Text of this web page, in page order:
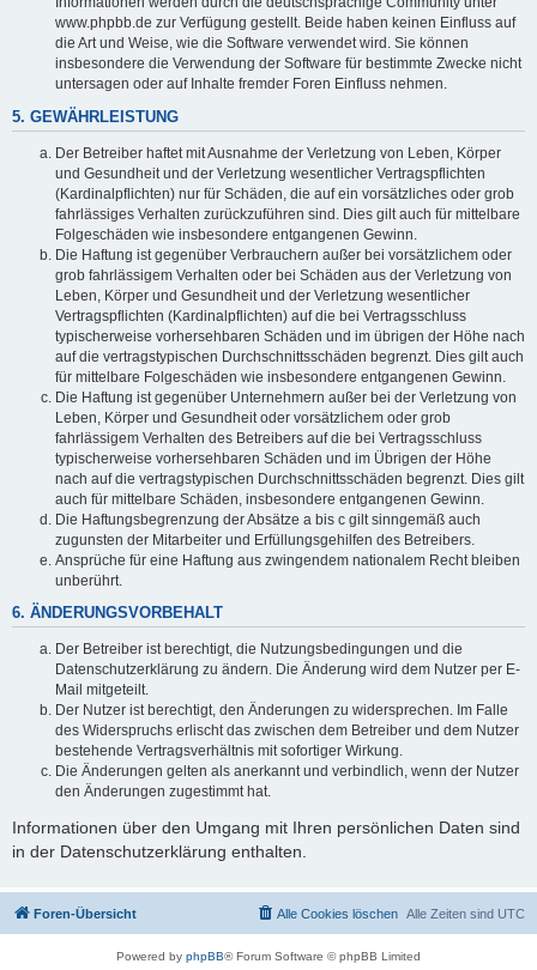
www.phpbb.de zur Verfügung gestellt. Beide haben keinen Einfluss auf
die Art und Weise, wie die Software verwendet wird. Sie können
insbesondere die Verwendung der Software für bestimmte Zwecke nicht
untersagen oder auf Inhalte fremder Foren Einfluss nehmen.
5. GEWÄHRLEISTUNG
Der Betreiber haftet mit Ausnahme der Verletzung von Leben, Körper
und Gesundheit und der Verletzung wesentlicher Vertragspflichten
(Kardinalpflichten) nur für Schäden, die auf ein vorsätzliches oder grob
fahrlässiges Verhalten zurückzuführen sind. Dies gilt auch für mittelbare
Folgeschäden wie insbesondere entgangenen Gewinn.
Die Haftung ist gegenüber Verbrauchern außer bei vorsätzlichem oder
grob fahrlässigem Verhalten oder bei Schäden aus der Verletzung von
Leben, Körper und Gesundheit und der Verletzung wesentlicher
Vertragspflichten (Kardinalpflichten) auf die bei Vertragsschluss
typischerweise vorhersehbaren Schäden und im übrigen der Höhe nach
auf die vertragstypischen Durchschnittsschäden begrenzt. Dies gilt auch
für mittelbare Folgeschäden wie insbesondere entgangenen Gewinn.
Die Haftung ist gegenüber Unternehmern außer bei der Verletzung von
Leben, Körper und Gesundheit oder vorsätzlichem oder grob
fahrlässigem Verhalten des Betreibers auf die bei Vertragsschluss
typischerweise vorhersehbaren Schäden und im Übrigen der Höhe
nach auf die vertragstypischen Durchschnittsschäden begrenzt. Dies gilt
auch für mittelbare Schäden, insbesondere entgangenen Gewinn.
Die Haftungsbegrenzung der Absätze a bis c gilt sinngemäß auch
zugunsten der Mitarbeiter und Erfüllungsgehilfen des Betreibers.
Ansprüche für eine Haftung aus zwingendem nationalem Recht bleiben
unberührt.
6. ÄNDERUNGSVORBEHALT
Der Betreiber ist berechtigt, die Nutzungsbedingungen und die
Datenschutzerklärung zu ändern. Die Änderung wird dem Nutzer per E-
Mail mitgeteilt.
Der Nutzer ist berechtigt, den Änderungen zu widersprechen. Im Falle
des Widerspruchs erlischt das zwischen dem Betreiber und dem Nutzer
bestehende Vertragsverhältnis mit sofortiger Wirkung.
Die Änderungen gelten als anerkannt und verbindlich, wenn der Nutzer
den Änderungen zugestimmt hat.
Informationen über den Umgang mit Ihren persönlichen Daten sind
in der Datenschutzerklärung enthalten.
Foren-Übersicht Alle Zeiten sind UTC
Alle Cookies löschen
Powered by phpBB® Forum Software © phpBB Limited